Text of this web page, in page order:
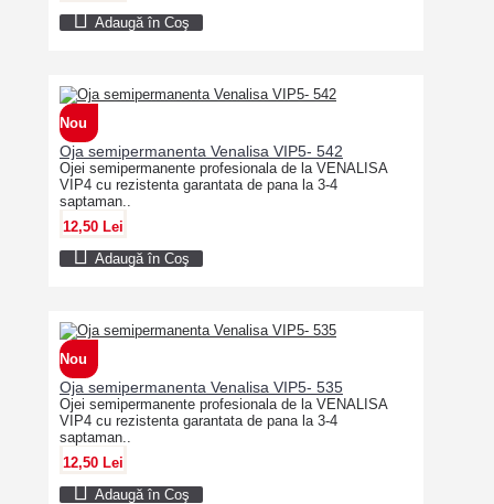
Adaugă în Coş
Nou
Oja semipermanenta Venalisa VIP5- 542
Ojei semipermanente profesionala de la VENALISA
VIP4 cu rezistenta garantata de pana la 3-4
saptaman..
12,50 Lei
Adaugă în Coş
Nou
Oja semipermanenta Venalisa VIP5- 535
Ojei semipermanente profesionala de la VENALISA
VIP4 cu rezistenta garantata de pana la 3-4
saptaman..
12,50 Lei
Adaugă în Coş